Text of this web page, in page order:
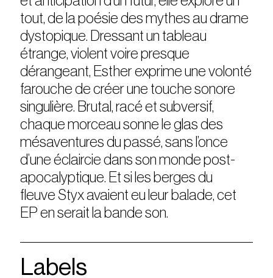
tout, de la poésie des mythes au drame
dystopique. Dressant un tableau
étrange, violent voire presque
dérangeant, Esther exprime une volonté
farouche de créer une touche sonore
singulière. Brutal, racé et subversif,
chaque morceau sonne le glas des
mésaventures du passé, sans l’once
d’une éclaircie dans son monde post-
apocalyptique. Et si les berges du
fleuve Styx avaient eu leur balade, cet
EP en serait la bande son.
Labels